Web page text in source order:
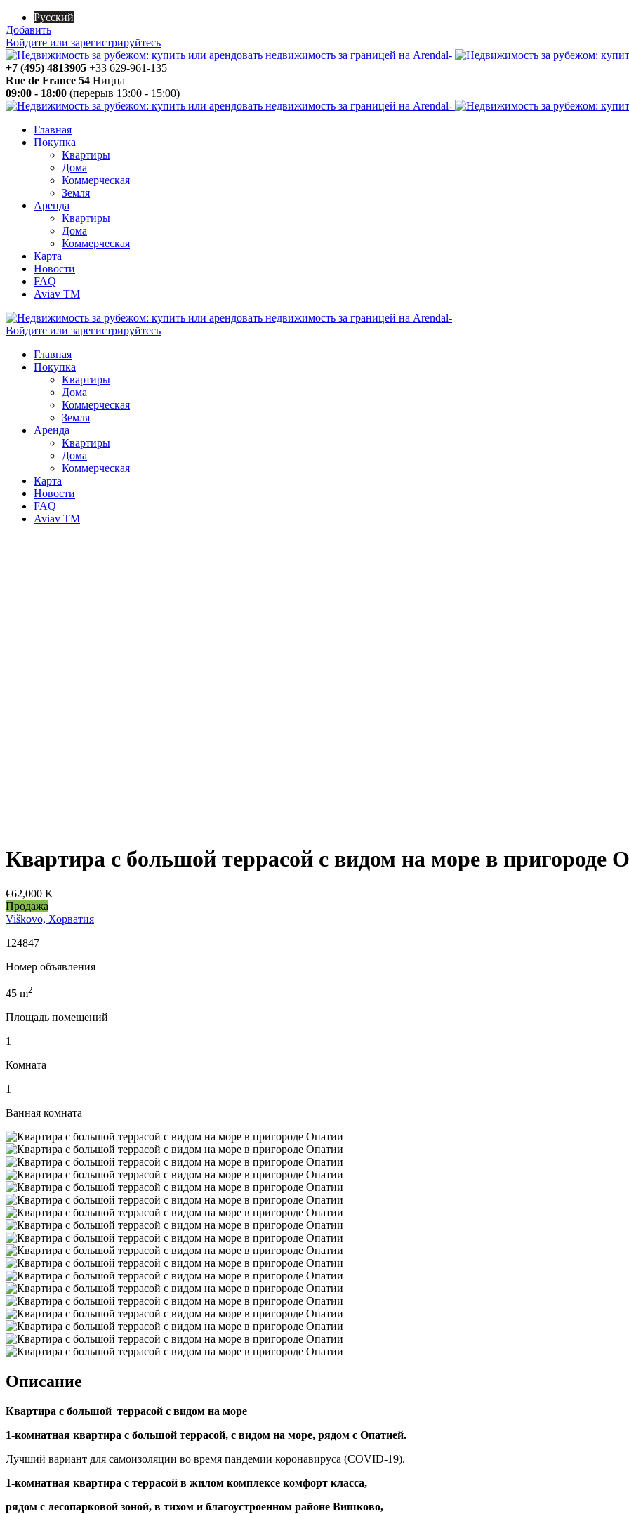
Русский
Добавить
Войдите или зарегистрируйтесь
+7 (495) 4813905 +33 629-961-135
Rue de France 54 Ницца
09:00 - 18:00 (перерыв 13:00 - 15:00)
Главная
Покупка
Квартиры
Дома
Коммерческая
Земля
Аренда
Квартиры
Дома
Коммерческая
Карта
Новости
FAQ
Aviav TM
Войдите или зарегистрируйтесь
Главная
Покупка
Квартиры
Дома
Коммерческая
Земля
Аренда
Квартиры
Дома
Коммерческая
Карта
Новости
FAQ
Aviav TM
Квартира с большой террасой с видом на море в пригороде
€62,000 K
Продажа
Viškovo, Хорватия
124847
Номер объявления
45 m2
Площадь помещений
1
Комната
1
Ванная комната
Описание
Квартира с большой террасой с видом на море
1-комнатная квартира с большой террасой, с видом на море, рядом с Опатией.
Лучший вариант для самоизоляции во время пандемии коронавируса (COVID-19).
1-комнатная квартира с террасой в жилом комплексе комфорт класса,
рядом с лесопарковой зоной, в тихом и благоустроенном районе Вишково,